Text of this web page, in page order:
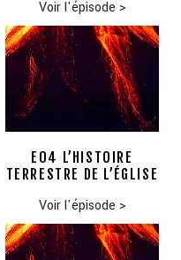
Voir l'épisode >
E04 L’HISTOIRE
TERRESTRE DE L’ÉGLISE
Voir l'épisode >